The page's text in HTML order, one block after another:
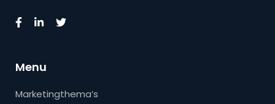
Menu
Marketingthema’s